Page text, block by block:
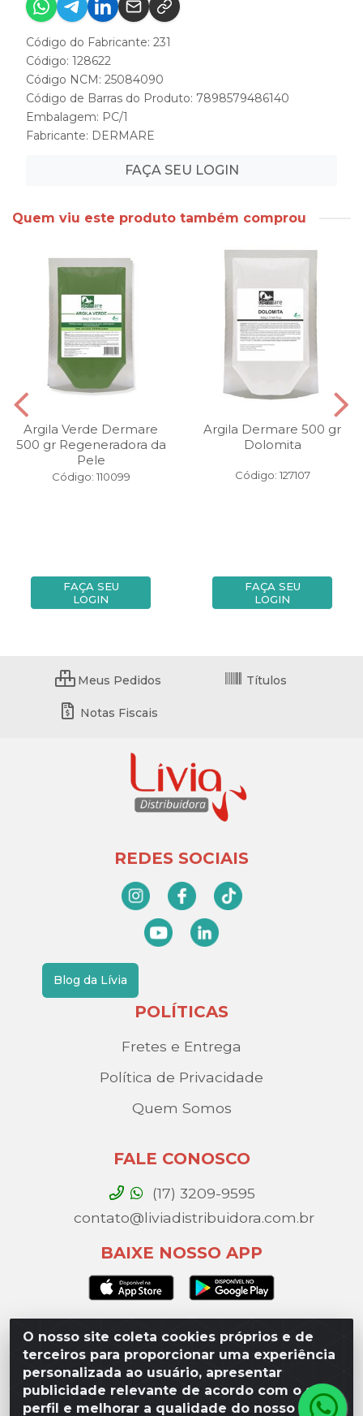
Código do Fabricante: 231
Código: 128622
Código NCM: 25084090
Código de Barras do Produto: 7898579486140
Embalagem: PC/1
Fabricante: DERMARE
FAÇA SEU LOGIN
Quem viu este produto também comprou
Argila Verde Dermare
500 gr Regeneradora da
Pele
Código: 110099
FAÇA SEU
LOGIN
Argila Dermare 500 gr
Dolomita
Código: 127107
FAÇA SEU
LOGIN
O nosso site coleta cookies próprios e de
terceiros para proporcionar uma experiência
personalizada ao usuário, apresentar
publicidade relevante de acordo com o seu
perfil e melhorar a qualidade do nosso site.
Meus Pedidos Títulos
Notas Fiscais
REDES SOCIAIS
Blog da Lívia
POLÍTICAS
Fretes e Entrega
Política de Privacidade
Quem Somos
FALE CONOSCO
(17) 3209-9595
contato@liviadistribuidora.com.br
BAIXE NOSSO APP
Lívia Distribuidora - Av. Percy Gandini, 329 – Vila
Toninho, São José do Rio Preto / SP - CEP 15077-
000 - CNPJ 49.975.923/0003-10